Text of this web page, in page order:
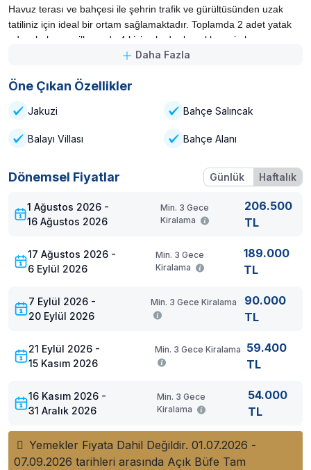
Havuz terası ve bahçesi ile şehrin trafik ve gürültüsünden uzak
tatiliniz için ideal bir ortam sağlamaktadır. Toplamda 2 adet yatak
odası bulunan villamızda 4 kişiye kadar konaklama imkanı
sunulmaktadır. Villamız tek katlı ve geniş havuz terasının olması
konumu gereği havuzu ve havuz terası korunaklı olup çevreden
seçeneği olarak hizmet vermektedir. Not : Kalabalık gelmek isteyen
villalarımız yer almaktadır. Müsaitlik durumuna göre birden fazla
Ortak alanlarda tesettüre uygun olmayan kıyafetlerle
dolaşmak yasaktır. Villalarımız alkolsüz konsept olup açık
ve kapalı alanlar dahil her türlü alkollü içecek tüketimi
Villa Kapasite: Çocuklar dahil 4 kişi
havuzu var.
Villa Eğlence-İnternet:
bulunmaktadır. Bölgenin internet alt yapısı ve internet servis
sağlayıcıları sebebiyle kesintiler yaşanabilmektedir.
kullanımı; E-postalar, sosyal medya, internet, haber,
indirme gibi kullanımlarda yetersiz gelebilmektedir.
masa, barbekü ve şemsiye bulunmaktadır.
Daha Fazla
Öne Çıkan Özellikler
Jakuzi Bahçe Salıncak
Balayı Villası Bahçe Alanı
Dönemsel Fiyatlar Günlük Haftalık
1 Ağustos 2026 -
16 Ağustos 2026
Min. 3 Gece
Kiralama
206.500
TL
17 Ağustos 2026 -
6 Eylül 2026
Min. 3 Gece
Kiralama
189.000
TL
7 Eylül 2026 -
20 Eylül 2026
Min. 3 Gece Kiralama
90.000
TL
21 Eylül 2026 -
15 Kasım 2026
Min. 3 Gece Kiralama
59.400
TL
16 Kasım 2026 -
31 Aralık 2026
Min. 3 Gece
Kiralama
54.000
TL
Yemekler Fiyata Dahil Değildir. 01.07.2026 -
07.09.2026 tarihleri arasında Açık Büfe Tam